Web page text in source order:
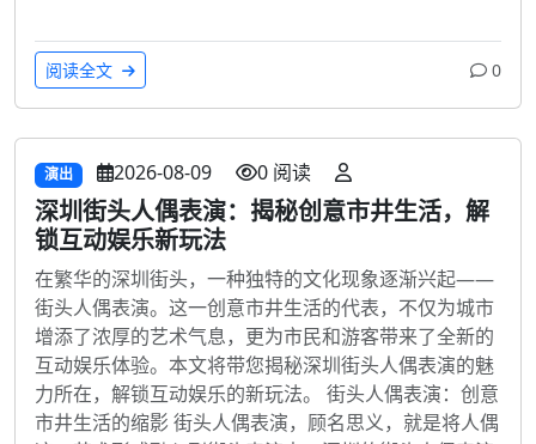
阅读全文 0
演出 2026-08-09 0 阅读
深圳街头人偶表演：揭秘创意市井生活，解
锁互动娱乐新玩法
在繁华的深圳街头，一种独特的文化现象逐渐兴起——
街头人偶表演。这一创意市井生活的代表，不仅为城市
增添了浓厚的艺术气息，更为市民和游客带来了全新的
互动娱乐体验。本文将带您揭秘深圳街头人偶表演的魅
力所在，解锁互动娱乐的新玩法。 街头人偶表演：创意
市井生活的缩影 街头人偶表演，顾名思义，就是将人偶